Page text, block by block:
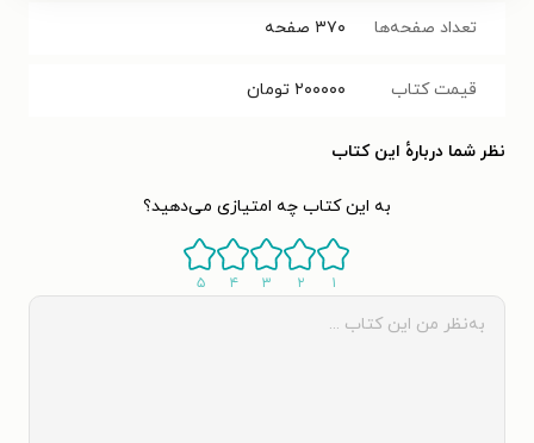
تعداد صفحه‌ها ۳۷۰ صفحه
قیمت کتاب ۲۰۰۰۰۰ تومان
نظر شما دربارهٔ این کتاب
به این کتاب چه امتیازی می‌دهید؟
۱ ۲ ۳ ۴ ۵